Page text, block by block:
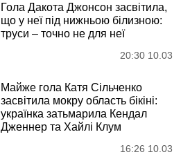
Гола Дакота Джонсон засвітила,
що у неї під нижньою білизною:
труси – точно не для неї
20:30 10.03
Майже гола Катя Сільченко
засвітила мокру область бікіні:
українка затьмарила Кендал
Дженнер та Хайлі Клум
16:26 10.03